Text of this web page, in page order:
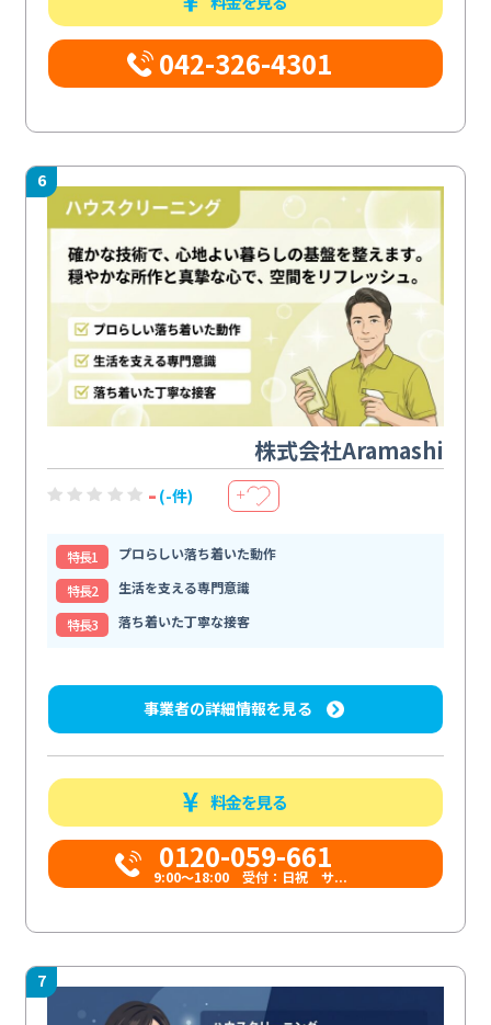
042-326-4301
6
株式会社Aramashi
- (-件) ＋
特⻑1
プロらしい落ち着いた動作
特⻑2
生活を支える専門意識
特⻑3
落ち着いた丁寧な接客
事業者の詳細情報を見る
料金を見る
0120-059-661
9:00〜18:00 受付：日祝 サ...
7